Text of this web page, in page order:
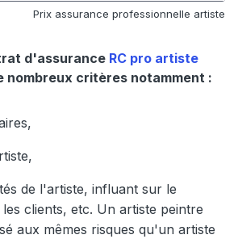
Prix assurance professionnelle artiste
d'assurance RC pro artiste
nombreux critères notamment :
de l'artiste, influant sur le
clients, etc. Un artiste peintre
aux mêmes risques qu'un artiste